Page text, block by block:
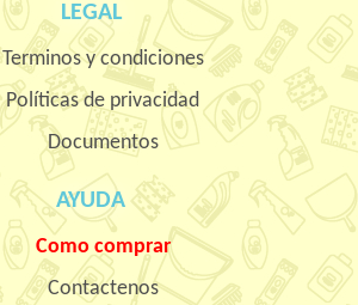
LEGAL
Terminos y condiciones
Políticas de privacidad
Documentos
AYUDA
Como comprar
Contactenos